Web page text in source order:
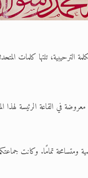
الترحيبية، تلتها كلمات
في القاعة الرئيسة لهذا
ومتسامحة تمامًا. وكانت